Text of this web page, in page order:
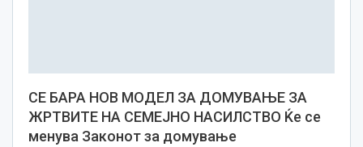
СЕ БАРА НОВ МОДЕЛ ЗА ДОМУВАЊЕ ЗА
ЖРТВИТЕ НА СЕМЕЈНО НАСИЛСТВО Ќе се
менува Законот за домување